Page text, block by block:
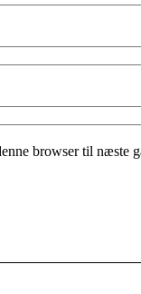
browser til næste